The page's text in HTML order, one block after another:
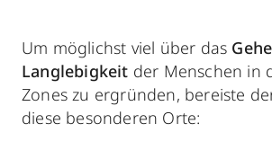
Um möglichst viel über das
Langlebigkeit der Menschen in
Zones zu ergründen, bereiste
diese besonderen Orte: